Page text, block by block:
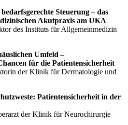
Steuerung – das
Akutpraxis am UKA
des Instituts für Allgemeinmedizin
Umfeld –
für die Patientensicherheit
der Klinik für Dermatologie und
Patientensicherheit in der
der Klinik für Neurochirurgie